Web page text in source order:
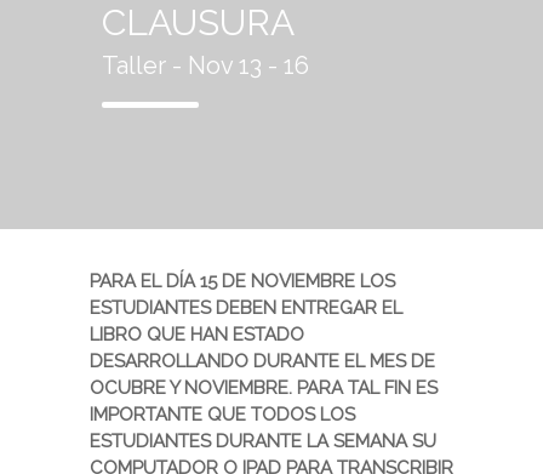
CLAUSURA
Taller - Nov 13 - 16
PARA EL DÍA 15 DE NOVIEMBRE LOS
ESTUDIANTES DEBEN ENTREGAR EL
LIBRO QUE HAN ESTADO
DESARROLLANDO DURANTE EL MES DE
OCUBRE Y NOVIEMBRE. PARA TAL FIN ES
IMPORTANTE QUE TODOS LOS
ESTUDIANTES DURANTE LA SEMANA SU
COMPUTADOR O IPAD PARA TRANSCRIBIR